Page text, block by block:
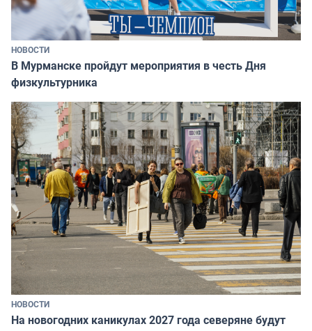
НОВОСТИ
В Мурманске пройдут мероприятия в честь Дня
физкультурника
НОВОСТИ
На новогодних каникулах 2027 года северяне будут